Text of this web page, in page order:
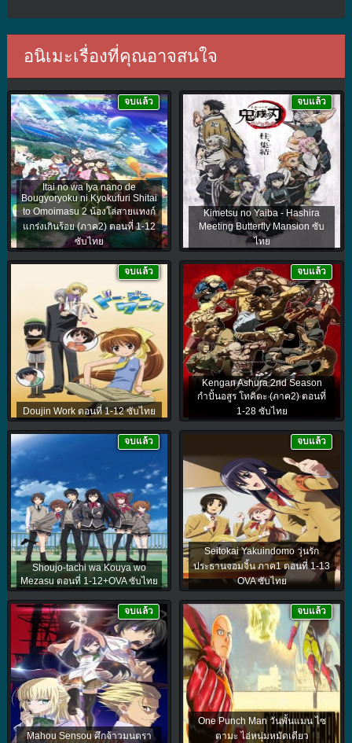
อนิเมะเรื่องที่คุณอาจสนใจ
Itai no wa Iya nano de
Bougyoryoku ni Kyokufuri Shitai
to Omoimasu 2 น้องโล่สายแทงก์
แกร่งเกินร้อย (ภาค2) ตอนที่ 1-12
ซับไทย
จบแล้ว
Kimetsu no Yaiba - Hashira
Meeting Butterfly Mansion ซับ
ไทย
จบแล้ว
Doujin Work ตอนที่ 1-12 ซับไทย
จบแล้ว
Kengan Ashura 2nd Season
กำปั้นอสูร โทคิตะ (ภาค2) ตอนที่
1-28 ซับไทย
จบแล้ว
Shoujo-tachi wa Kouya wo
Mezasu ตอนที่ 1-12+OVA ซับไทย
จบแล้ว
Seitokai Yakuindomo วุ่นรัก
ประธานจอมจิ้น ภาค1 ตอนที่ 1-13
OVA ซับไทย
จบแล้ว
Mahou Sensou ศึกจ้าวมนตรา
จบแล้ว
One Punch Man วันพั้นแมน ไซ
ตามะ ไอ่หนุ่มหมัดเดียว
จบแล้ว